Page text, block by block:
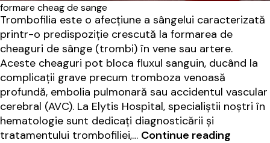
formare cheag de sange
Trombofilia este o afecțiune a sângelui caracterizată
printr-o predispoziție crescută la formarea de
cheaguri de sânge (trombi) în vene sau artere.
Aceste cheaguri pot bloca fluxul sanguin, ducând la
complicații grave precum tromboza venoasă
profundă, embolia pulmonară sau accidentul vascular
cerebral (AVC). La Elytis Hospital, specialiștii noștri în
hematologie sunt dedicați diagnosticării și
tratamentului trombofiliei,… Continue reading